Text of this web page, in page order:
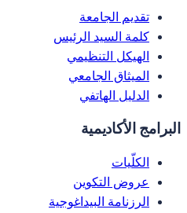
تقديم الجامعة
كلمة السيد الرئيس
الهيكل التنظيمي
الميثاق الجامعي
الدليل الهاتفي
البرامج الأكاديمية
الكلّيات
عروض التكوين
الرزنامة البيداغوجية